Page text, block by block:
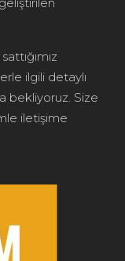
ilgili detaylı
bekliyoruz. Size
iletişime